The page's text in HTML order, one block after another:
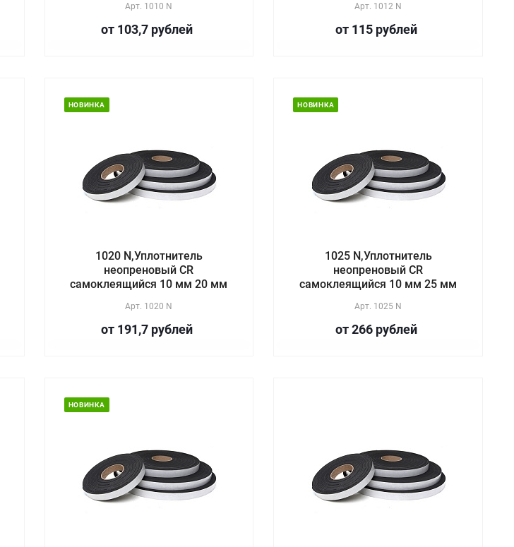
Арт. 1010 N
от 103,7 рублей
Арт. 1012 N
от 115 рублей
НОВИНКА
1020 N,Уплотнитель
неопреновый CR
самоклеящийся 10 мм 20 мм
Арт. 1020 N
от 191,7 рублей
НОВИНКА
1025 N,Уплотнитель
неопреновый CR
самоклеящийся 10 мм 25 мм
Арт. 1025 N
от 266 рублей
НОВИНКА